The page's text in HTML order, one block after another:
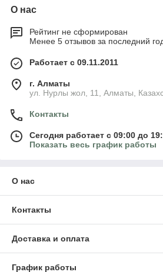
О нас
Рейтинг не сформирован
Менее 5 отзывов за последний
Работает с 09.11.2011
г. Алматы
ул. Нурлы жол, 11, Алматы,
Контакты
Сегодня работает с 09:00 до
Показать весь график работы
О нас
Контакты
Доставка и оплата
График работы